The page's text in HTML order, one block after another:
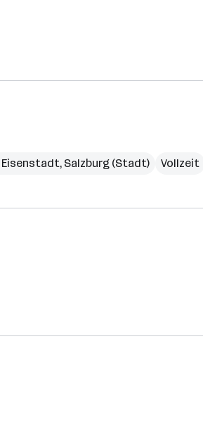
Eisenstadt, Salzburg (Stadt) Vollzeit